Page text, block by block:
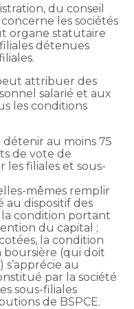
du conseil
les sociétés
organe statutaire
détenues
attribuer des
salarié et aux
les conditions
au moins 75
de vote de
les filiales et sous-
mêmes remplir
au dispositif des
la condition portant
du capital ;
la condition
boursière (qui doit
au
par la société
sous-filiales
de BSPCE.